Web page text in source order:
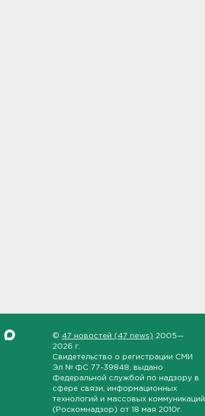
© 47 новостей (47 news) 2005—
2026 г.
Свидетельство о регистрации СМИ
Эл № ФС 77-39848 , выдано
Федеральной службой по надзору в
сфере связи, информационных
технологий и массовых коммуникаций
(Роскомнадзор) от 18 мая 2010г.